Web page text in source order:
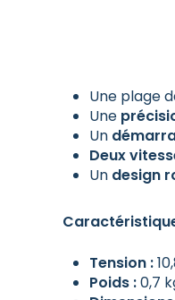
Une plage
Une
Un
Deux
Un design
Tension :
Poids :0,7